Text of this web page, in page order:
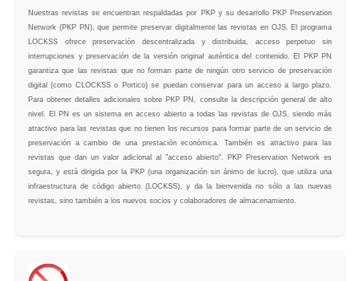
Nuestras revistas se encuentran respaldadas por PKP y su desarrollo PKP Preservation
Network (PKP PN), que permite preservar digitalmente las revistas en OJS. El programa
LOCKSS ofrece preservación descentralizada y distribuida, acceso perpetuo sin
interrupciones y preservación de la versión original auténtica del contenido. El PKP PN
garantiza que las revistas que no forman parte de ningún otro servicio de preservación
digital (como CLOCKSS o Portico) se puedan conservar para un acceso a largo plazo.
Para obtener detalles adicionales sobre PKP PN, consulte la descripción general de alto
nivel. El PN es un sistema en acceso abierto a todas las revistas de OJS, siendo más
atractivo para las revistas que no tienen los recursos para formar parte de un servicio de
preservación a cambio de una prestación económica. También es atractivo para las
revistas que dan un valor adicional al "acceso abierto". PKP Preservation Network es
segura, y está dirigida por la PKP (una organización sin ánimo de lucro), que utiliza una
infraestructura de código abierto (LOCKSS), y da la bienvenida no sólo a las nuevas
revistas, sino también a los nuevos socios y colaboradores de almacenamiento.